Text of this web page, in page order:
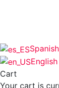
Spanish
English
Cart
Your cart is